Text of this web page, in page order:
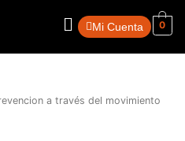
MenúMi Cuenta 0
a través del movimiento
actual